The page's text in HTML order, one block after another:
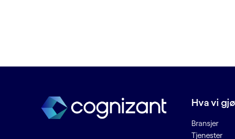
Cloud managed services
Hva vi
Bransjer
Tjenester